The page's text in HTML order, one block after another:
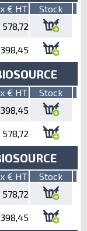
€ HT
Stock
578,72
€ HT
Stock
578,72
€ HT
Stock
578,72